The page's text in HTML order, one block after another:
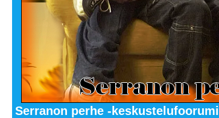
Serranon perhe -keskustelufoorumi